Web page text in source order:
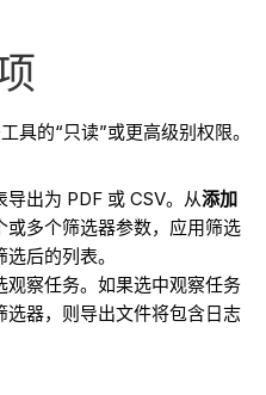
具的“只读”或更高级别权限。
出为 PDF 或 CSV。从添加
或多个筛选器参数，应用筛选
选后的列表。
观察任务。如果选中观察任务
器，则导出文件将包含日志